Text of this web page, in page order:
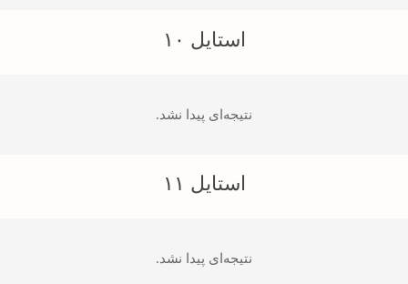
استایل ۱۰
نتیجه‌ای پیدا نشد.
استایل ۱۱
نتیجه‌ای پیدا نشد.